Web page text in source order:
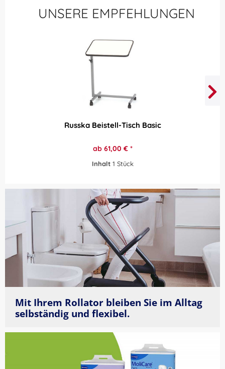
Mit Ihrem Rollator bleiben Sie im Alltag
selbständig und flexibel.
UNSERE EMPFEHLUNGEN
Russka Beistell-Tisch Basic
ab 61,00 € *
Inhalt 1 Stück